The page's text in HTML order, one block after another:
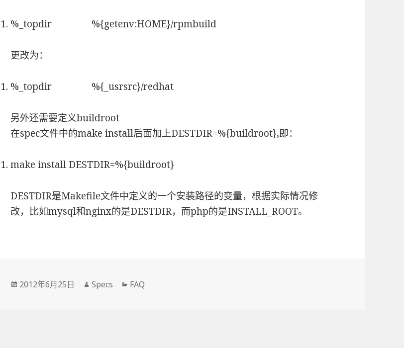
%_topdir %{getenv:HOME}/rpmbuild
更改为：
%_topdir %{_usrsrc}/redhat
另外还需要定义buildroot
在spec文件中的make install后面加上DESTDIR=%{buildroot},即：
make install DESTDIR=%{buildroot}
DESTDIR是Makefile文件中定义的一个安装路径的变量，根据实际情况修
改，比如mysql和nginx的是DESTDIR，而php的是INSTALL_ROOT。
发
2012年6月25日
作
Specs
分
FAQ